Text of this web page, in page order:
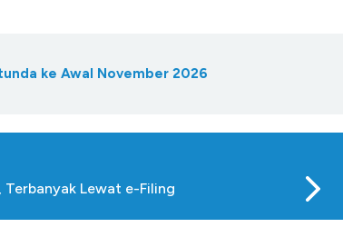
ke Awal November 2026
Terbanyak Lewat e-Filing